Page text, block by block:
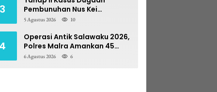
3
Pembunuhan Nus Kei
Dilimpahkan ke PN Ambon
5 Agustus 2026 10
4
Operasi Antik Salawaku 2026,
Polres Malra Amankan 45
Liter Sopi
6 Agustus 2026 6